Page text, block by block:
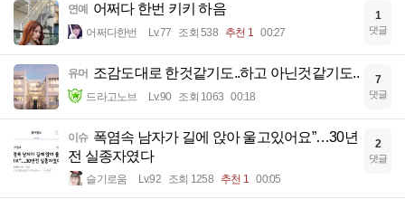
연예 어쩌다 한번 키키 하음
어쩌다한번 Lv.77 조회 538 추천 1 00:27
1
댓글
유머 조감도대로 한것같기도..하고 아닌것같기도..
드라고노브 Lv.90 조회 1063 00:18
7
댓글
이슈 폭염속 남자가 길에 앉아 울고있어요”…30년
전 실종자였다
슬기로움 Lv.92 조회 1258 추천 1 00:05
2
댓글